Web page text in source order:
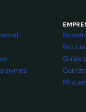
pymes
Guías
Mi